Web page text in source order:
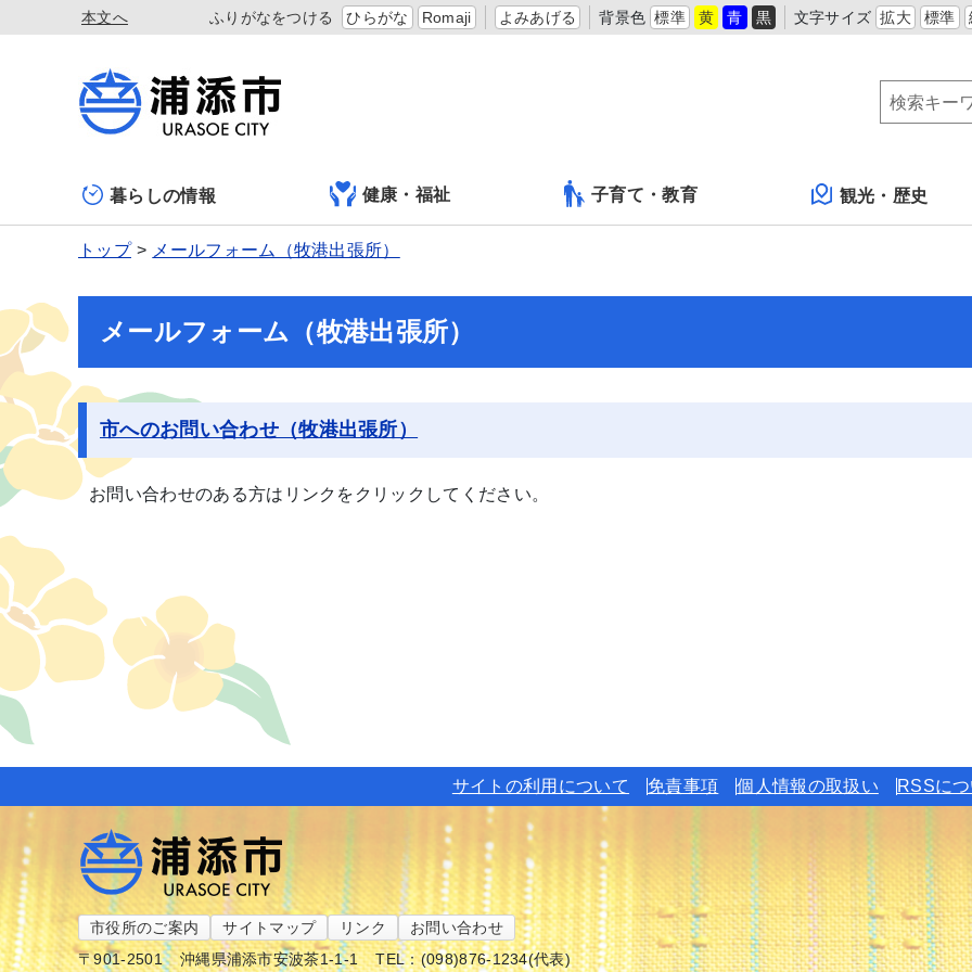
本文へ ふりがなをつける ひらがな Romaji よみあげる 背景色 標準 黄 青 黒 文字サイズ 拡大 標準
暮らしの情報 健康・福祉 子育て・教育 観光・歴史
トップ メールフォーム（牧港出張所）
メールフォーム（牧港出張所）
市へのお問い合わせ（牧港出張所）
お問い合わせのある方はリンクをクリックしてください。
サイトの利用について 免責事項 個人情報の取扱い RSSに
市役所のご案内 サイトマップ リンク
お問い合わせ
〒901-2501
沖縄県浦添市安波茶1-1-1 TEL：(098)876-1234(代表)